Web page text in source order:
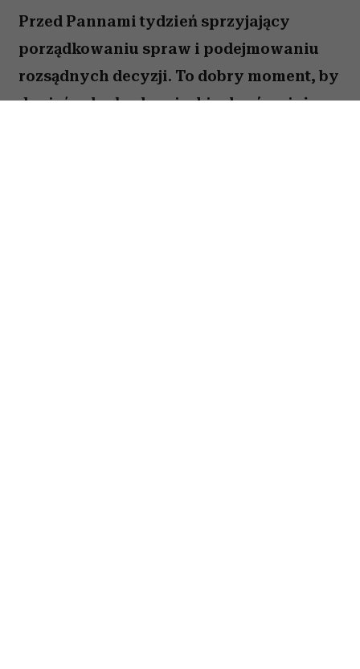
Przed Pannami tydzień sprzyjający
porządkowaniu spraw i podejmowaniu
rozsądnych decyzji. To dobry moment, by
dopiąć zaległe obowiązki, ale również